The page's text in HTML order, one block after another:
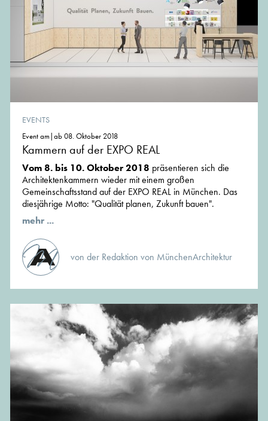
EVENTS
Event am|ab 08. Oktober 2018
Kammern auf der EXPO REAL
Vom 8. bis 10. Oktober 2018 präsentieren sich die
Architektenkammern wieder mit einem großen
Gemeinschaftsstand auf der EXPO REAL in München. Das
diesjährige Motto: "Qualität planen, Zukunft bauen".
mehr ...
von der Redaktion von MünchenArchitektur